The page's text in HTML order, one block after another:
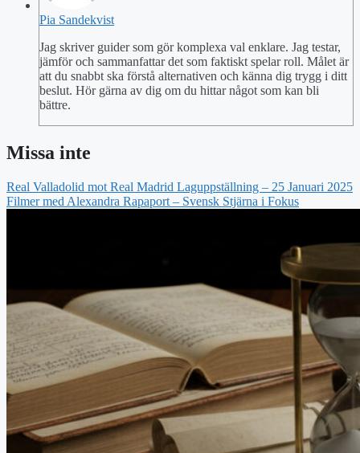
Pia Sandekvist
Jag skriver guider som gör komplexa val enklare. Jag testar,
jämför och sammanfattar det som faktiskt spelar roll. Målet är
att du snabbt ska förstå alternativen och känna dig trygg i ditt
beslut. Hör gärna av dig om du hittar något som kan bli
bättre.
Missa inte
Real Valladolid mot Real Madrid Laguppställning – 25 Januari 2025
Filmer med Alexandra Rapaport – Svensk Stjärna i Fokus